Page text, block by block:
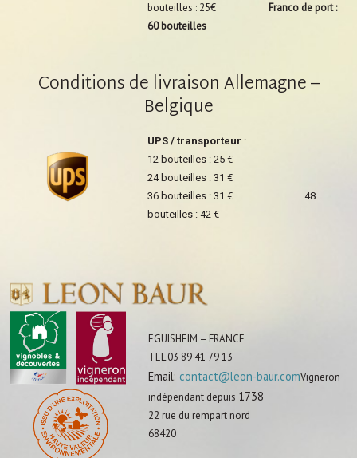
bouteilles : 25€
Franco de port :
60 bouteilles
Conditions de livraison Allemagne –
Belgique
UPS / transporteur :
12 bouteilles : 25 €
24 bouteilles : 31 €
36 bouteilles : 31 € 48
bouteilles : 42 €
EGUISHEIM – FRANCE
TEL 03 89 41 79 13
Email: contact@leon-baur.comVigneron
indépendant depuis 1738
22 rue du rempart nord
68420